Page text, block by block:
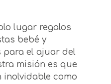
lugar regalos
bebé y
para el ajuar del
misión es que
inolvidable como